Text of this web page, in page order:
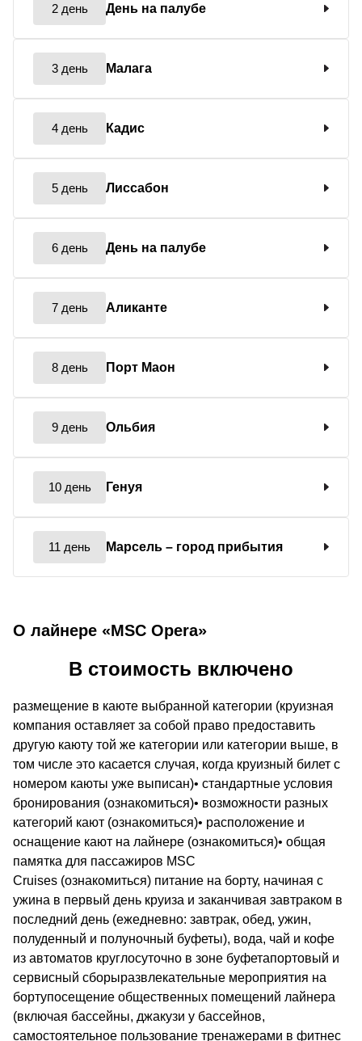
2 день День на палубе
3 день Малага
4 день Кадис
5 день Лиссабон
6 день День на палубе
7 день Аликанте
8 день Порт Маон
9 день Ольбия
10 день Генуя
11 день Марсель – город прибытия
О лайнере «MSC Opera»
В стоимость включено
размещение в каюте выбранной категории (круизная
компания оставляет за собой право предоставить
другую каюту той же категории или категории выше, в
том числе это касается случая, когда круизный билет с
номером каюты уже выписан)• стандартные условия
бронирования (ознакомиться)• возможности разных
категорий кают (ознакомиться)• расположение и
оснащение кают на лайнере (ознакомиться)• общая
памятка для пассажиров MSC
Cruises (ознакомиться) питание на борту, начиная с
ужина в первый день круиза и заканчивая завтраком в
последний день (ежедневно: завтрак, обед, ужин,
полуденный и полуночный буфеты), вода, чай и кофе
из автоматов круглосуточно в зоне буфетапортовый и
сервисный сборыразвлекательные мероприятия на
бортупосещение общественных помещений лайнера
(включая бассейны, джакузи у бассейнов,
самостоятельное пользование тренажерами в фитнес